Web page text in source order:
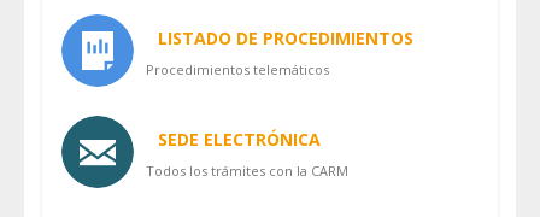
LISTADO DE PROCEDIMIENTOS
Procedimientos telemáticos
SEDE ELECTRÓNICA
Todos los trámites con la CARM